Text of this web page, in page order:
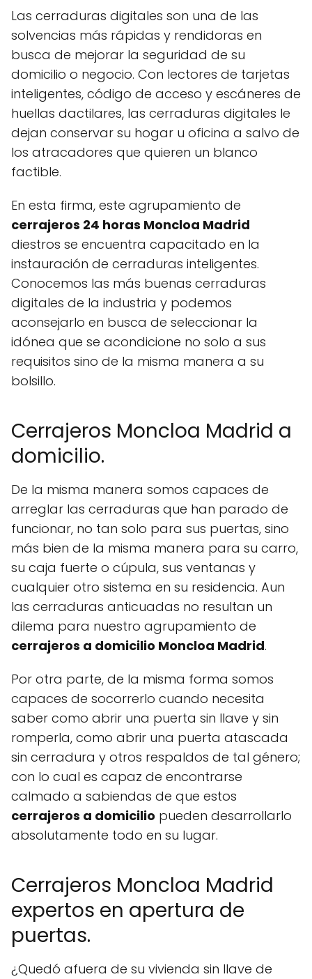
Las cerraduras digitales son una de las
solvencias más rápidas y rendidoras en
busca de mejorar la seguridad de su
domicilio o negocio. Con lectores de tarjetas
inteligentes, código de acceso y escáneres de
huellas dactilares, las cerraduras digitales le
dejan conservar su hogar u oficina a salvo de
los atracadores que quieren un blanco
factible.
En esta firma, este agrupamiento de
cerrajeros 24 horas Moncloa Madrid
diestros se encuentra capacitado en la
instauración de cerraduras inteligentes.
Conocemos las más buenas cerraduras
digitales de la industria y podemos
aconsejarlo en busca de seleccionar la
idónea que se acondicione no solo a sus
requisitos sino de la misma manera a su
bolsillo.
Cerrajeros Moncloa Madrid a
domicilio.
De la misma manera somos capaces de
arreglar las cerraduras que han parado de
funcionar, no tan solo para sus puertas, sino
más bien de la misma manera para su carro,
su caja fuerte o cúpula, sus ventanas y
cualquier otro sistema en su residencia. Aun
las cerraduras anticuadas no resultan un
dilema para nuestro agrupamiento de
cerrajeros a domicilio Moncloa Madrid.
Por otra parte, de la misma forma somos
capaces de socorrerlo cuando necesita
saber como abrir una puerta sin llave y sin
romperla, como abrir una puerta atascada
sin cerradura y otros respaldos de tal género;
con lo cual es capaz de encontrarse
calmado a sabiendas de que estos
cerrajeros a domicilio pueden desarrollarlo
absolutamente todo en su lugar.
Cerrajeros Moncloa Madrid
expertos en apertura de
puertas.
¿Quedó afuera de su vivienda sin llave de